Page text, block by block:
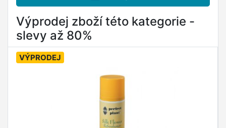
Výprodej zboží této kategorie -
slevy až 80%
VÝPRODEJ